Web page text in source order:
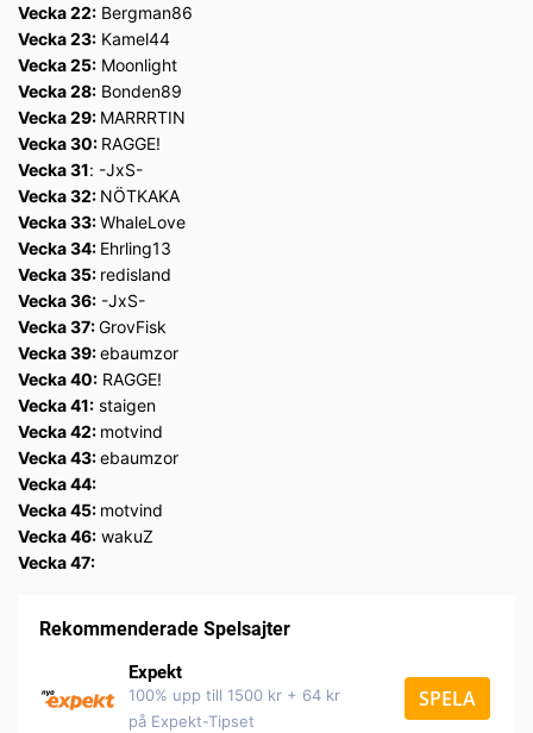
Vecka 22: Bergman86
Vecka 23: Kamel44
Vecka 25: Moonlight
Vecka 28: Bonden89
Vecka 29: MARRRTIN
Vecka 30: RAGGE!
Vecka 31: -JxS-
Vecka 32: NÖTKAKA
Vecka 33:WhaleLove
Vecka 34: Ehrling13
Vecka 35: redisland
Vecka 36: -JxS-
Vecka 37:GrovFisk
Vecka 39:ebaumzor
Vecka 40: RAGGE!
Vecka 41: staigen
Vecka 42: motvind
Vecka 43:ebaumzor
Vecka 44:
Vecka 45: motvind
Vecka 46: wakuZ
Vecka 47:
Rekommenderade Spelsajter
Expekt
100% upp till 1500 kr + 64 kr
på Expekt-Tipset
SPELA